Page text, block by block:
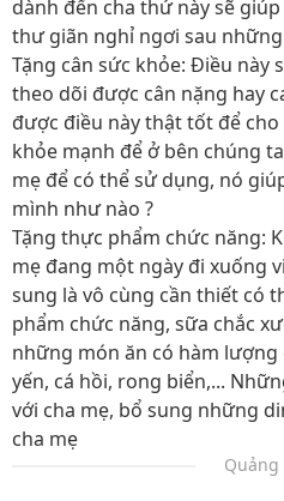
dành đến cha thứ này sẽ
thư giãn nghỉ ngơi sau
Tặng cân sức khỏe: Điều này
theo dõi được cân nặng hay
được điều này thật tốt để
khỏe mạnh để ở bên chúng
mẹ để có thể sử dụng, nó
mình như nào ?
Tặng thực phẩm chức năng:
mẹ đang một ngày đi xuống
sung là vô cùng cần thiết có
phẩm chức năng, sữa chắc
những món ăn có hàm
yến, cá hồi, rong biển,...
với cha mẹ, bổ sung những
cha mẹ
Quảng